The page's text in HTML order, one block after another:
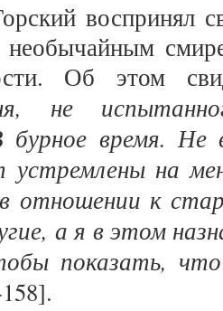
воспринял
Об этом
не
время. Не
устремлены на
отношении к
а я в этом
показать,